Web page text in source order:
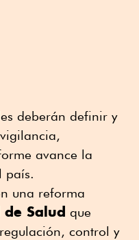
deberán definir y
avance la
país.
una reforma
Salud que
control y